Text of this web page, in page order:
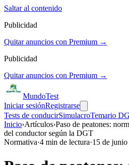
Saltar al contenido
Publicidad
Quitar anuncios con Premium →
Publicidad
Quitar anuncios con Premium →
MundoTest
Iniciar sesiónRegistrarse
Tests de conducirSimulacroTemario
Inicio›Artículos›Paso de peatones:
del conductor según la DGT
Normativa·4 min de lectura·15 de